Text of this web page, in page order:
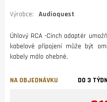
Výrobce: Audioquest
Úhlový RCA -Cinch adaptér
kabelové připojení může být
kabely málo ohebné.
NA OBJEDNÁVKU DO 3